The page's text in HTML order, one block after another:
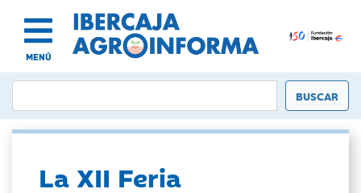
MENÚ
La XII Feria